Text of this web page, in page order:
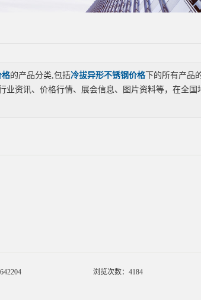
格的产品分类,包括冷拔异形不锈钢价格下的所有产品
业资讯、价格行情、展会信息、图片资料等，在全
浏览次数：4184